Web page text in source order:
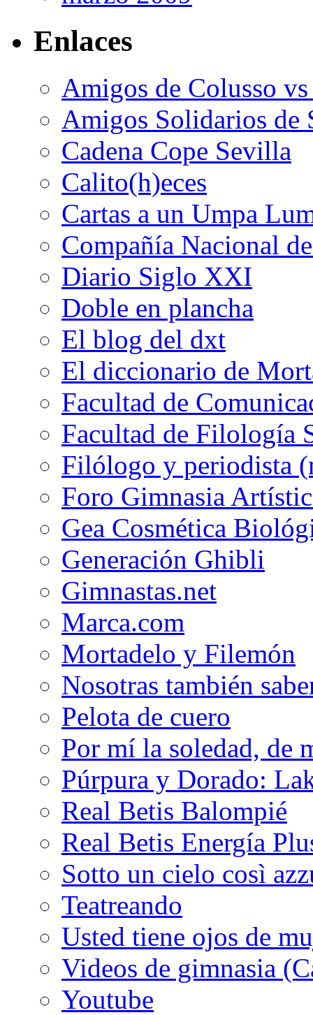
Enlaces
Amigos de Colusso
Amigos Solidarios de
Cadena Cope Sevilla
Calito(h)eces
Cartas a un Umpa
Compañía Nacional
Diario Siglo XXI
Doble en plancha
El blog del dxt
El diccionario de
Facultad de
Facultad de Filología
Filólogo y periodista
Foro Gimnasia
Gea Cosmética
Generación Ghibli
Gimnastas.net
Marca.com
Mortadelo y Filemón
Nosotras también
Pelota de cuero
Por mí la soledad, de
Púrpura y Dorado:
Real Betis Balompié
Real Betis Energía
Sotto un cielo così
Teatreando
Usted tiene ojos de
Videos de gimnasia
Youtube